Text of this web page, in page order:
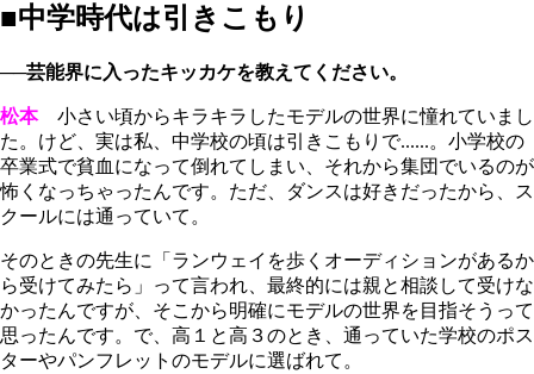
■中学時代は引きこもり
──芸能界に入ったキッカケを教えてください。
松本小さい頃からキラキラしたモデルの世界に憧れていまし
た。けど、実は私、中学校の頃は引きこもりで......。小学校の
卒業式で貧血になって倒れてしまい、それから集団でいるのが
怖くなっちゃったんです。ただ、ダンスは好きだったから、ス
クールには通っていて。
そのときの先生に「ランウェイを歩くオーディションがあるか
ら受けてみたら」って言われ、最終的には親と相談して受けな
かったんですが、そこから明確にモデルの世界を目指そうって
思ったんです。で、高１と高３のとき、通っていた学校のポス
ターやパンフレットのモデルに選ばれて。